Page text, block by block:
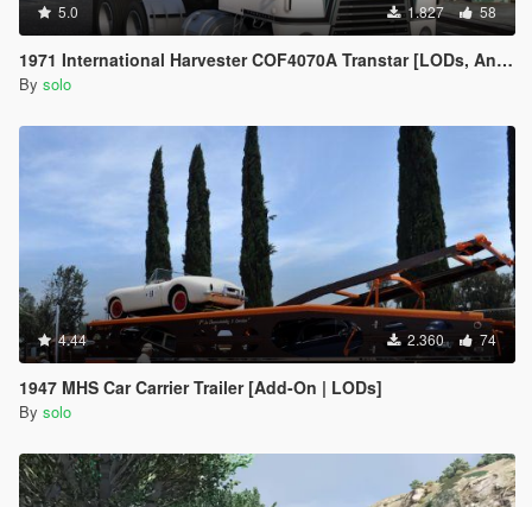
5.0 1.827 58
1971 International Harvester COF4070A Transtar [LODs, Animated, Vehfunc, Legacy]
By solo
4.44 2.360 74
1947 MHS Car Carrier Trailer [Add-On | LODs]
By solo